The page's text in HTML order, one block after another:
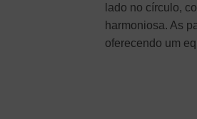
lado no círculo,
harmoniosa. As
oferecendo um